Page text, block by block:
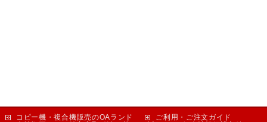
コピー機・複合機販売のOAランド
ご利用・ご注文ガイド